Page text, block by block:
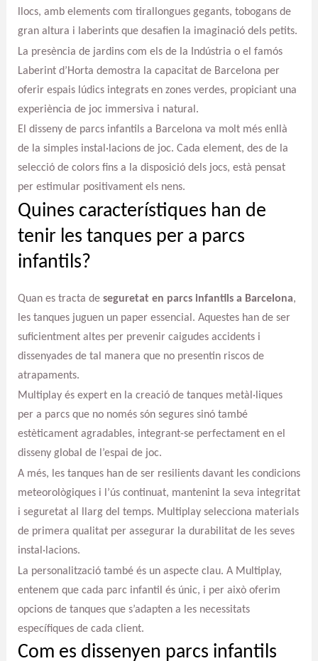
llocs, amb elements com tirallongues gegants, tobogans de
gran altura i laberints que desafien la imaginació dels petits.
La presència de jardins com els de la Indústria o el famós
Laberint d’Horta demostra la capacitat de Barcelona per
oferir espais lúdics integrats en zones verdes, propiciant una
experiència de joc immersiva i natural.
El disseny de parcs infantils a Barcelona va molt més enllà
de la simples instal·lacions de joc. Cada element, des de la
selecció de colors fins a la disposició dels jocs, està pensat
per estimular positivament els nens.
Quines característiques han de
tenir les tanques per a parcs
infantils?
Quan es tracta de seguretat en parcs infantils a Barcelona,
les tanques juguen un paper essencial. Aquestes han de ser
suficientment altes per prevenir caigudes accidents i
dissenyades de tal manera que no presentin riscos de
atrapaments.
Multiplay és expert en la creació de tanques metàl·liques
per a parcs que no només són segures sinó també
estèticament agradables, integrant-se perfectament en el
disseny global de l’espai de joc.
A més, les tanques han de ser resilients davant les condicions
meteorològiques i l’ús continuat, mantenint la seva integritat
i seguretat al llarg del temps. Multiplay selecciona materials
de primera qualitat per assegurar la durabilitat de les seves
instal·lacions.
La personalització també és un aspecte clau. A Multiplay,
entenem que cada parc infantil és únic, i per això oferim
opcions de tanques que s’adapten a les necessitats
específiques de cada client.
Com es dissenyen parcs infantils